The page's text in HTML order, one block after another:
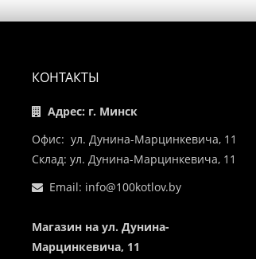
КОНТАКТЫ
Адрес: г. Минск
Офис: ул. Дунина-Марцинкевича, 11
Склад: ул. Дунина-Марцинкевича, 11
Email: info@100kotlov.by
Магазин на ул. Дунина-
Марцинкевича, 11